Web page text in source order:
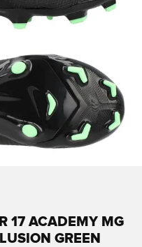
17 ACADEMY MG
GREEN